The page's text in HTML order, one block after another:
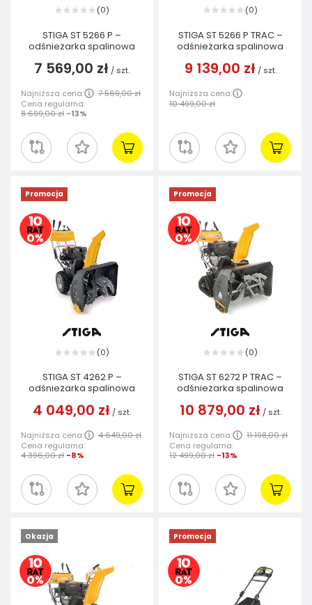
(0)
STIGA ST 5266 P –
odśnieżarka spalinowa
7 569,00 zł / szt.
Najniższa cena:
7 569,00 zł
Cena regularna:
8 699,00 zł -13%
(0)
STIGA ST 5266 P TRAC –
odśnieżarka spalinowa
9 139,00 zł / szt.
Najniższa cena:
10 499,00 zł
Promocja
(0)
STIGA ST 4262 P –
odśnieżarka spalinowa
4 049,00 zł / szt.
Najniższa cena:
4 649,00 zł
Cena regularna:
4 396,00 zł -8%
Promocja
(0)
STIGA ST 6272 P TRAC –
odśnieżarka spalinowa
10 879,00 zł / szt.
Najniższa cena:
11 198,00 zł
Cena regularna:
12 499,00 zł -13%
Okazja Promocja